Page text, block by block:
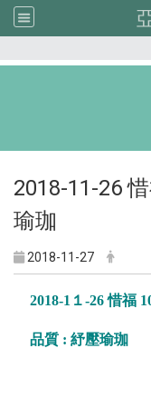
2018-11-26
瑜珈
2018-11-27
2018-1１-26 惜福
品質 : 紓壓瑜珈